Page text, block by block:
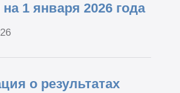
1 января 2026 года
о результатах